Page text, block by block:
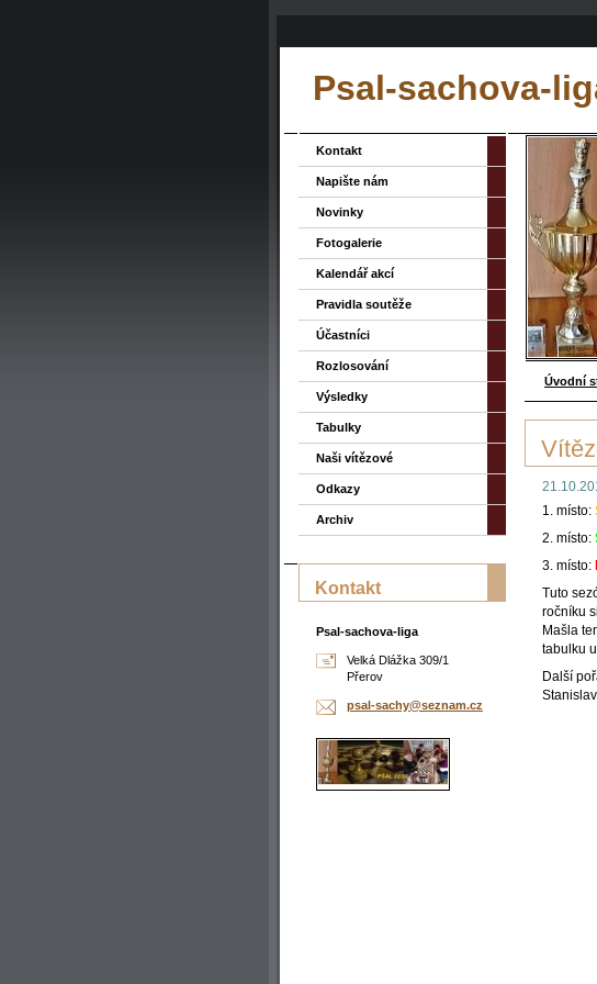
Psal-sachova-
Úvodní
1. místo:
2. místo:
3. místo:
Tuto
ročníku
Mašla
tabulku
Další
Kontakt
Napište nám
Novinky
Fotogalerie
Kalendář akcí
Pravidla soutěže
Účastníci
Rozlosování
Výsledky
Tabulky
Naši vítězové
Odkazy
Archiv
Kontakt
Psal-sachova-liga
Velká Dlážka 309/1
Přerov
psal-sachy@seznam.cz